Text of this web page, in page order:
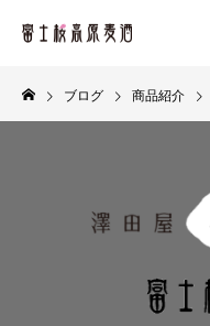
ブログ 商品紹介